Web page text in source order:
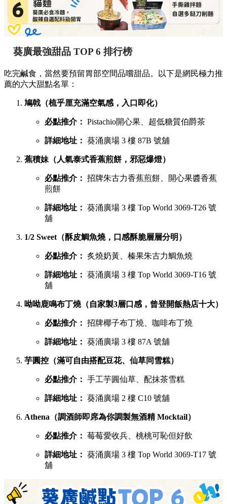
葵廣最強甜品 TOP 6 排行榜
吃完鹹食，當然要預留胃部空間品嚐甜品。以下是網民極力推
薦的六大甜點名單：
鳩戟（梳乎厘充滿空氣感，入口即化）
必點推介： Pistachio開心果、超低糖質伯爵茶
詳細地址： 葵涌廣場 3 樓 87B 號舖
蕉積妹（人氣泰式香蕉煎餅，邪惡爆燈）
必點推介： 招牌朱古力香蕉煎餅、開心果醬香蕉
煎餅
詳細地址： 葵涌廣場 3 樓 Top World 3069-T26 號
舖
1/2 Sweet（酥皮鯛魚燒，口感酥脆層層分明）
必點推介： 炙燒奶黃、榛果朱古力鯛魚燒
詳細地址： 葵涌廣場 3 樓 Top World 3069-T16 號
舖
呦呦鹿鳴布丁燒（自家製3層口感，曾登開飯熱店十大）
必點推介： 招牌椰子布丁燒、咖啡布丁燒
詳細地址： 葵涌廣場 3 樓 87A 號舖
芋圓控（滿可自由搭配豆花、仙草同雪糕）
必點推介： 手工芋圓仙草、配抹茶雪糕
詳細地址： 葵涌廣場 2 樓 C10 號舖
Athena（調酒師即席為你調製無酒精 Mocktail）
必點推介： 莓莓愛收兵、桃桃可恥但好飲
詳細地址： 葵涌廣場 3 樓 Top World 3069-T17 號
舖